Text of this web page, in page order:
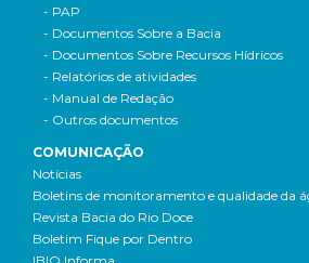
- PAP
- Documentos Sobre a Bacia
- Documentos Sobre Recursos Hídricos
- Relatórios de atividades
- Manual de Redação
- Outros documentos
COMUNICAÇÃO
Notícias
Boletins de monitoramento e qualidade da
Revista Bacia do Rio Doce
Boletim Fique por Dentro